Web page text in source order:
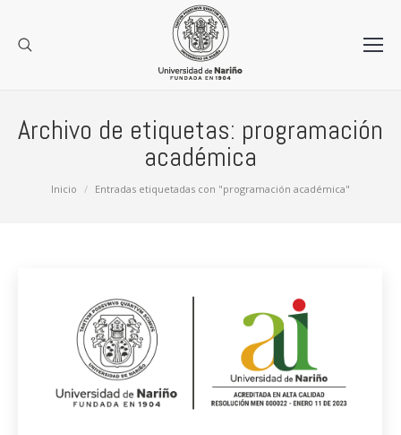
Archivo de etiquetas: programación
académica
Estás aquí:
Inicio Entradas etiquetadas con "programación académica"